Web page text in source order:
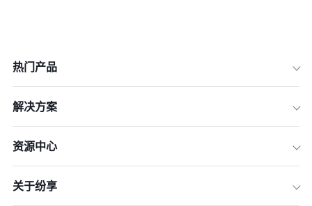
热门产品
解决方案
资源中心
关于纷享